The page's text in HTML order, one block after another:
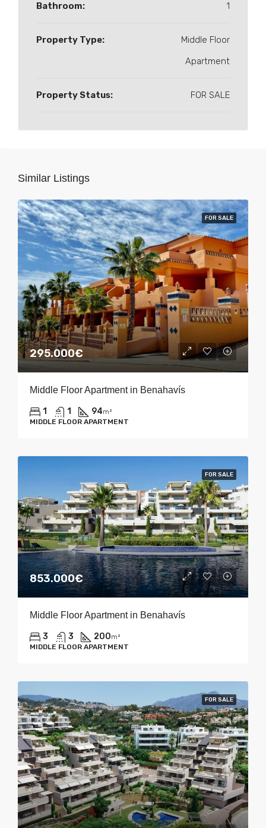
Bathroom: 1
Property Type:
Middle Floor
Apartment
Property Status: FOR SALE
Similar Listings
FOR SALE
295.000€
Middle Floor Apartment in Benahavís
1 1 94m²
MIDDLE FLOOR APARTMENT
FOR SALE
853.000€
Middle Floor Apartment in Benahavís
3 3 200m²
MIDDLE FLOOR APARTMENT
FOR SALE